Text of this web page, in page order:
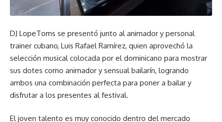
DJ LopeToms se presentó junto al animador y personal
trainer cubano, Luis Rafael Ramírez, quien aprovechó la
selección musical colocada por el dominicano para mostrar
sus dotes como animador y sensual bailarín, logrando
ambos una combinación perfecta para poner a bailar y
disfrutar a los presentes al festival.
El joven talento es muy conocido dentro del mercado